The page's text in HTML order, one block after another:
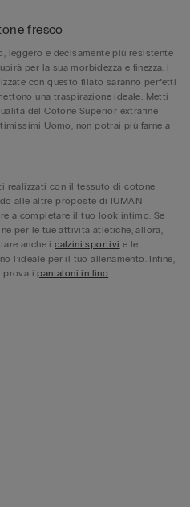
fresco
leggero e decisamente più resistente
per la sua morbidezza e finezza: i
con questo filato saranno perfetti
una traspirazione ideale. Metti
del Cotone Superior extrafine
Uomo, non potrai più farne a
realizzati con il tessuto di cotone
alle altre proposte di IUMAN
a completare il tuo look intimo. Se
per le tue attività atletiche, allora,
anche icalzini sportivi e le
l’ideale per il tuo allenamento. Infine,
prova ipantaloni in lino.